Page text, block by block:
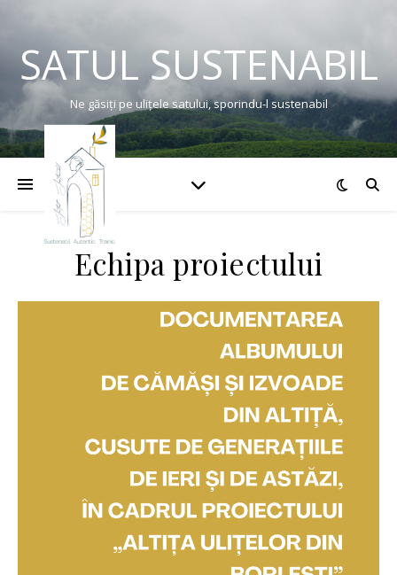
SATUL SUSTENABIL
Ne găsiți pe ulițele satului, sporindu-l sustenabil
Echipa proiectului